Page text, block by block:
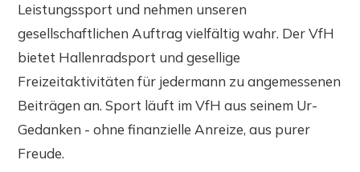
Leistungssport und nehmen unseren
gesellschaftlichen Auftrag vielfältig wahr. Der VfH
bietet Hallenradsport und gesellige
Freizeitaktivitäten für jedermann zu angemessenen
Beiträgen an. Sport läuft im VfH aus seinem Ur-
Gedanken - ohne finanzielle Anreize, aus purer
Freude.